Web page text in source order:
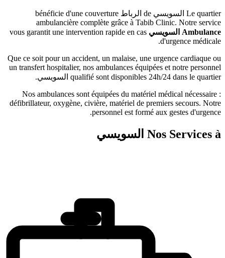
de الرباط bénéficie d'une couverture
ambulancière complète grâce à Tabib
vous garantit une intervention rapide en cas
Que ce soit pour un accident, un malaise, une
un transfert hospitalier, nos ambulances équipées
qualifié sont disponibles 24h/ السويسي.
Nos ambulances sont équipées du matériel
défibrillateur, oxygène, civière, matériel de
personnel est formé aux
Nos السويسي